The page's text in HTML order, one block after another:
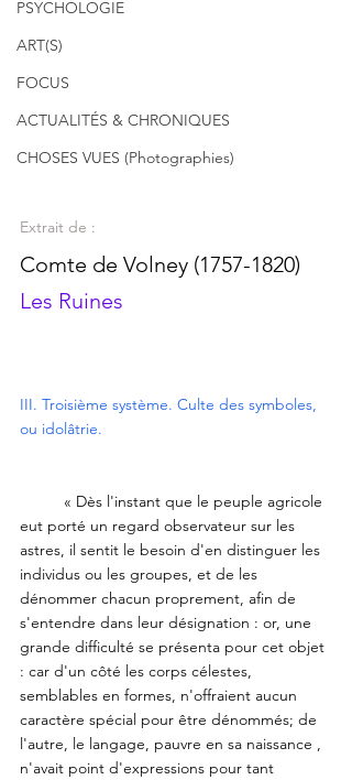
PSYCHOLOGIE
ART(S)
FOCUS
ACTUALITÉS & CHRONIQUES
CHOSES VUES (Photographies)
Extrait de :
Comte de Volney (1757-1820)
Les Ruines
III. Troisième système. Culte des symboles,
ou idolâtrie.
eut porté un regard observateur sur les
astres, il sentit le besoin d'en distinguer les
individus ou les groupes, et de les
dénommer chacun proprement, afin de
s'entendre dans leur désignation : or, une
grande difficulté se présenta pour cet objet
: car d'un côté les corps célestes,
semblables en formes, n'offraient aucun
caractère spécial pour être dénommés; de
l'autre, le langage, pauvre en sa naissance ,
n'avait point d'expressions pour tant